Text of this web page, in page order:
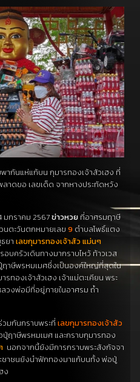
ากันแห่แก้บน กุมารทองเจ้าสัวเฮง ที่
าดขอ เลขเด็ด จากหางประทัดหวัง
มกราคม 2567ข่าวหวย ที่อาศรมฤาษี
ตะวันตกหมายเลข 9 ตำบลโพธิ์แตง
ยา เลขกุมารทองเจ้าสัว แม่นๆ
บครัวเดินทางมากราบไหว้ ท้าวเวส
ฤาษีพรหมเมศซึ่งเป็นองค์ใหญ่ที่สุดใน
รทองเจ้าสัวเฮง เจ้าแม่ตะเคียน พระ
วงพ่อมีที่อยู่ภายในอาศรม ถ้ำ
วมกันกราบพระที่ เลขกุมารทองเจ้าสัว
ฤาษีพรหมเมศ และกราบกุมารทอง
นอกจากนี้ยังมีการกราบพระสังกัจจา
ชาชนยังนำฟักทองมาแก้บนทั้ง พ่อปู่
ง